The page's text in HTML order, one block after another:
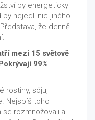
by energeticky
by nejedli nic jiného.
že denně
mezi 15 světově
99%
rostiny, sóju,
Nejspíš toho
rozmnožovali a